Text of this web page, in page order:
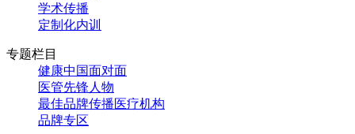
学术传播
定制化内训
专题栏目
健康中国面对面
医管先锋人物
最佳品牌传播医疗机构
品牌专区